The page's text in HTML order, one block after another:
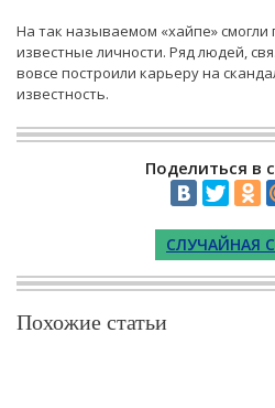
На так называемом «хайпе» смогли
известные личности. Ряд людей,
вовсе построили карьеру на
известность.
Поделиться в
СЛУЧАЙНАЯ
Похожие статьи